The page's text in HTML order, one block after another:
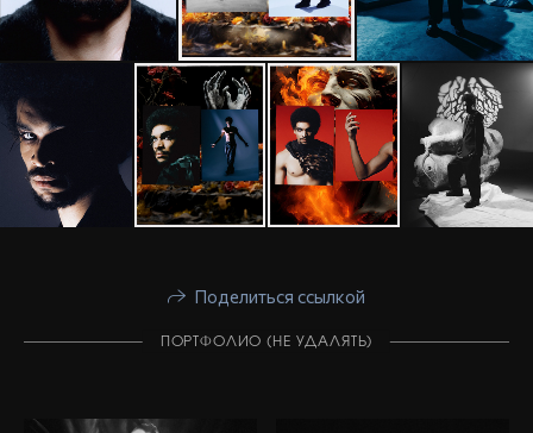
Поделиться ссылкой
ПОРТФОЛИО (НЕ УДАЛЯТЬ)